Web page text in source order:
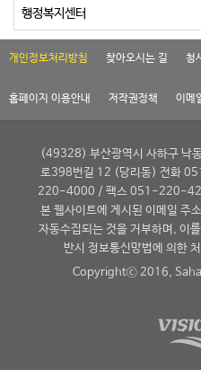
행정복지센터
개인정보처리방침 찾아오시는 길 청
홈페이지 이용안내 저작권정책 이메
(49328) 부산광역시 사하구 낙
로398번길 12 (당리동) 전화
220-4000 / 팩스 051-220-
본 웹사이트에 게시된 이메일 주
자동수집되는 것을 거부하며, 이를
반시 정보통신망법에 의한
Copyrightⓒ 2016,